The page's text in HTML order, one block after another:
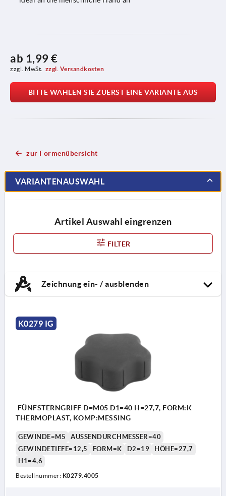
ab 1,99 €
zzgl. MwSt. zzgl. Versandkosten
BITTE WÄHLEN SIE ZUERST EINE VARIANTE AUS
zur Formenübersicht
VARIANTENAUSWAHL
Artikel Auswahl eingrenzen
FILTER
Zeichnung ein- / ausblenden
K0279 IG
FÜNFSTERNGRIFF D=M05 D1=40 H=27,7, FORM:K
THERMOPLAST, KOMP:MESSING
GEWINDE=M5
AUSSENDURCHMESSER=40
GEWINDETIEFE=12,5
FORM=K D2=19
HÖHE=27,7
H1=4,6
Bestellnummer: K0279.4005